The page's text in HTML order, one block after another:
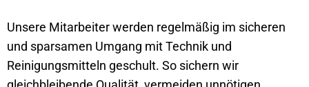
Unsere Mitarbeiter werden regelmäßig im sicheren
und sparsamen Umgang mit Technik und
Reinigungsmitteln geschult. So sichern wir